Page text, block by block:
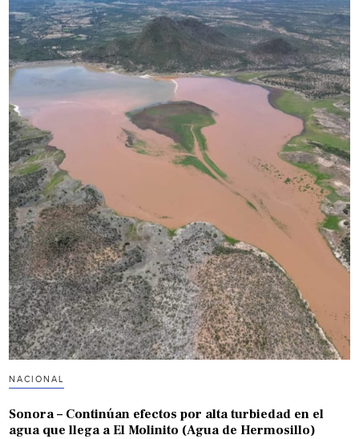
NACIONAL
Sonora – Continúan efectos por alta turbiedad en el
agua que llega a El Molinito (Agua de Hermosillo)